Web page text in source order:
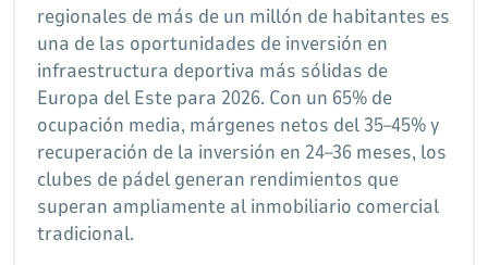
regionales de más de un millón de habitantes es
una de las oportunidades de inversión en
infraestructura deportiva más sólidas de
Europa del Este para 2026. Con un 65% de
ocupación media, márgenes netos del 35–45% y
recuperación de la inversión en 24–36 meses, los
clubes de pádel generan rendimientos que
superan ampliamente al inmobiliario comercial
tradicional.